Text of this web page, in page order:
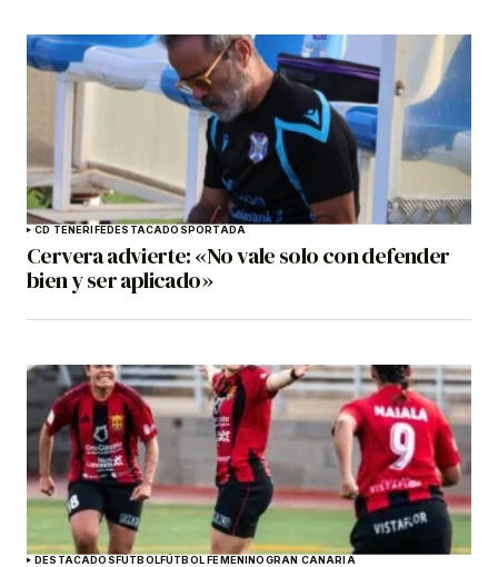
CD TENERIFEDESTACADOSPORTADA
Cervera advierte: «No vale solo con defender
bien y ser aplicado»
DESTACADOSFÚTBOLFÚTBOL FEMENINOGRAN CANARIA